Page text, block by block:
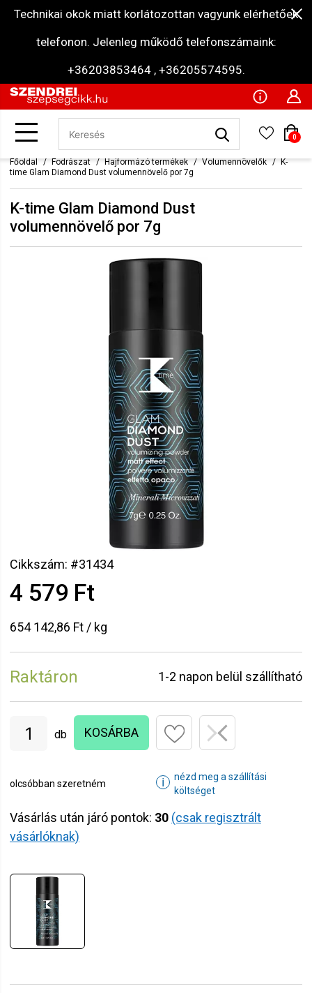
Technikai okok miatt korlátozottan vagyunk elérhetőek
telefonon. Jelenleg működő telefonszámaink:
+36203853464 , +36205574595.
0
Főoldal Fodrászat Hajformázó termékek Volumennövelők
K-
time Glam Diamond Dust volumennövelő por 7g
K-time Glam Diamond Dust
volumennövelő por 7g
Cikkszám: #31434
4 579 Ft
654 142,86 Ft / kg
Raktáron 1-2 napon belül szállítható
db KOSÁRBA
olcsóbban szeretném ℹ
nézd meg a szállítási
költséget
Vásárlás után járó pontok: 30 (csak regisztrált
vásárlóknak)